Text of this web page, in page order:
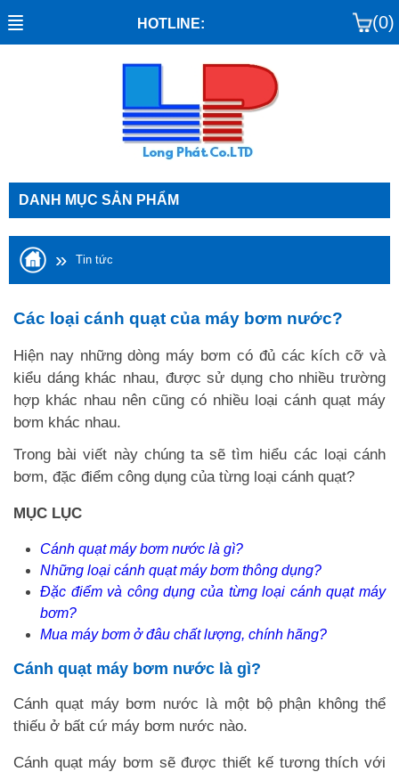
HOTLINE: (0)
DANH MỤC SẢN PHẨM
» Tin tức
Các loại cánh quạt của máy bơm nước?
Hiện nay những dòng máy bơm có đủ các kích cỡ và
kiểu dáng khác nhau, được sử dụng cho nhiều trường
hợp khác nhau nên cũng có nhiều loại cánh quạt máy
bơm khác nhau.
Trong bài viết này chúng ta sẽ tìm hiểu các loại cánh
bơm, đặc điểm công dụng của từng loại cánh quạt?
MỤC LỤC
Cánh quạt máy bơm nước là gì?
Những loại cánh quạt máy bơm thông dụng?
Đặc điểm và công dụng của từng loại cánh quạt máy
bơm?
Mua máy bơm ở đâu chất lượng, chính hãng?
Cánh quạt máy bơm nước là gì?
Cánh quạt máy bơm nước là một bộ phận không thể
thiếu ở bất cứ máy bơm nước nào.
Cánh quạt máy bơm sẽ được thiết kế tương thích với